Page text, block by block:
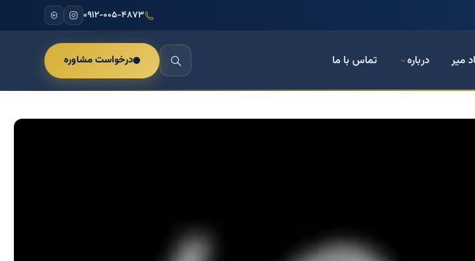
۰۹۱۲-۰۰۵-۴۸۷۳
میر درباره تماس با ما درخواست مشاوره